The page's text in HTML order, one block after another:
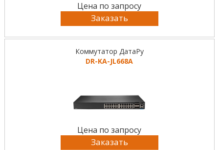
Цена по запросу
Заказать
Коммутатор ДатаРу
DR-KА-JL668A
Цена по запросу
Заказать